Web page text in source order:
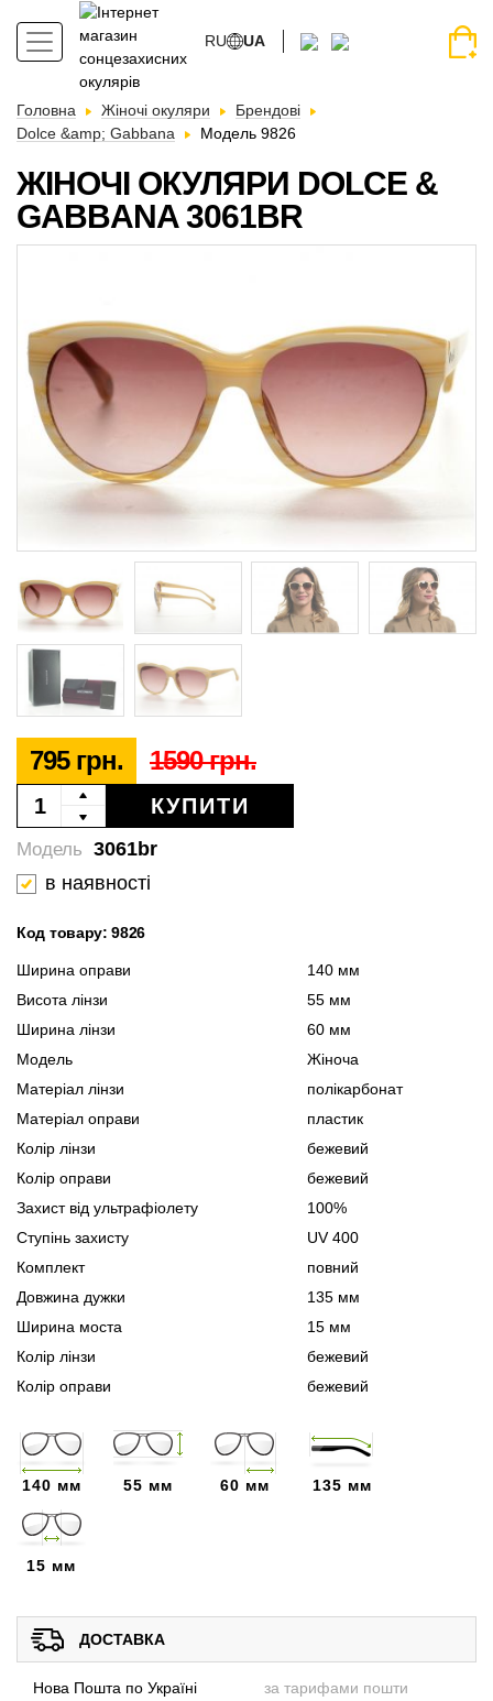
RU UA
Головна Жіночі окуляри
Брендові
Dolce &amp; Gabbana
Модель 9826
ЖІНОЧІ ОКУЛЯРИ DOLCE &
GABBANA 3061BR
795 грн. 1590 грн.
КУПИТИ
3061br
Модель
в наявності
Код товару: 9826
Ширина оправи
140 мм
Висота лінзи
55 мм
Ширина лінзи
60 мм
Модель
Жіноча
Матеріал лінзи
полікарбонат
Матеріал оправи
пластик
Колір лінзи
бежевий
Колір оправи
бежевий
Захист від ультрафіолету
100%
Ступінь захисту
UV 400
Комплект
повний
Довжина дужки
135 мм
Ширина моста
15 мм
Колір лінзи
бежевий
Колір оправи
бежевий
140 мм 55 мм 60 мм 135 мм
15 мм
ДОСТАВКА
Нова Пошта по Україні за тарифами пошти